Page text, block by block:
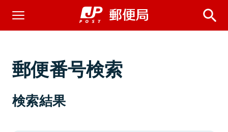
郵便番号検索
検索結果